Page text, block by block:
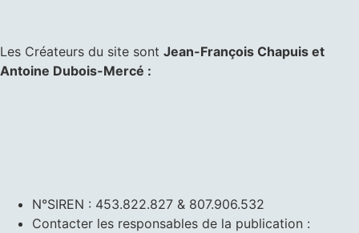
Les Créateurs du site sont Jean-François Chapuis et
Antoine Dubois-Mercé :
N°SIREN : 453.822.827 & 807.906.532
Contacter les responsables de la publication :